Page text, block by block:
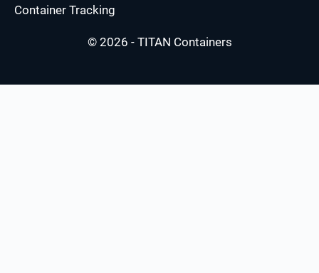
Container Tracking
© 2026 - TITAN Containers